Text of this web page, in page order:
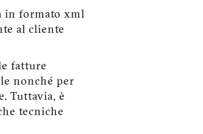
in formato xml
al cliente
fatture
nonché per
Tuttavia, è
tecniche